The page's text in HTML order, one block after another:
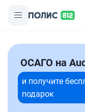
ОСАГО на
и получите
подарок